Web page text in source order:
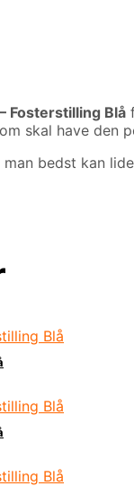
Fosterstilling Blå
skal have
bedst kan lide